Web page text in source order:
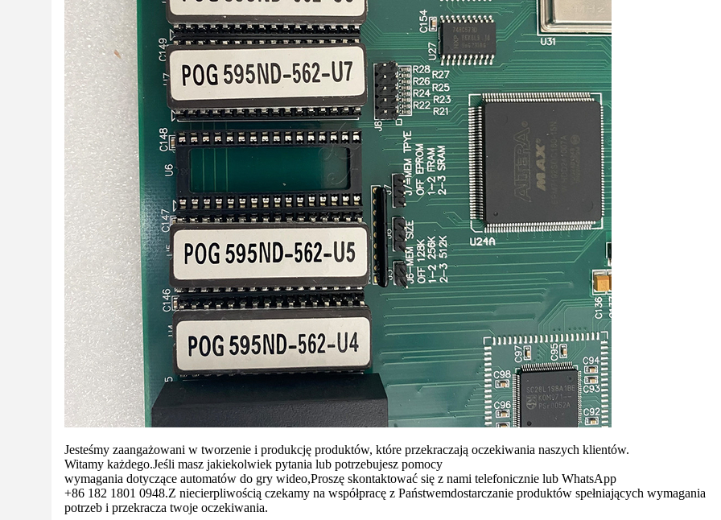
Jesteśmy zaangażowani w tworzenie i produkcję produktów, które przekraczają oczekiwania naszych klientów.
Witamy każdego.Jeśli masz jakiekolwiek pytania lub potrzebujesz pomocy
wymagania dotyczące automatów do gry wideo,Proszę skontaktować się z nami telefonicznie lub WhatsApp
+86 182 1801 0948.Z niecierpliwością czekamy na współpracę z Państwemdostarczanie produktów spełniających wymagania
potrzeb i przekracza twoje oczekiwania.